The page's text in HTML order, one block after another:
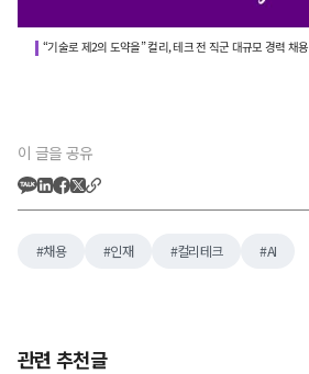
“기술로 제2의 도약을” 컬리, 테크 전 직군 대규모 경력 채용
이 글을 공유
채용 인재 컬리테크 AI
관련 추천글